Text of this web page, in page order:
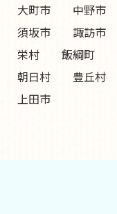
大町市
中野市
須坂市
諏訪市
栄村
飯綱町
朝日村
豊丘村
上田市